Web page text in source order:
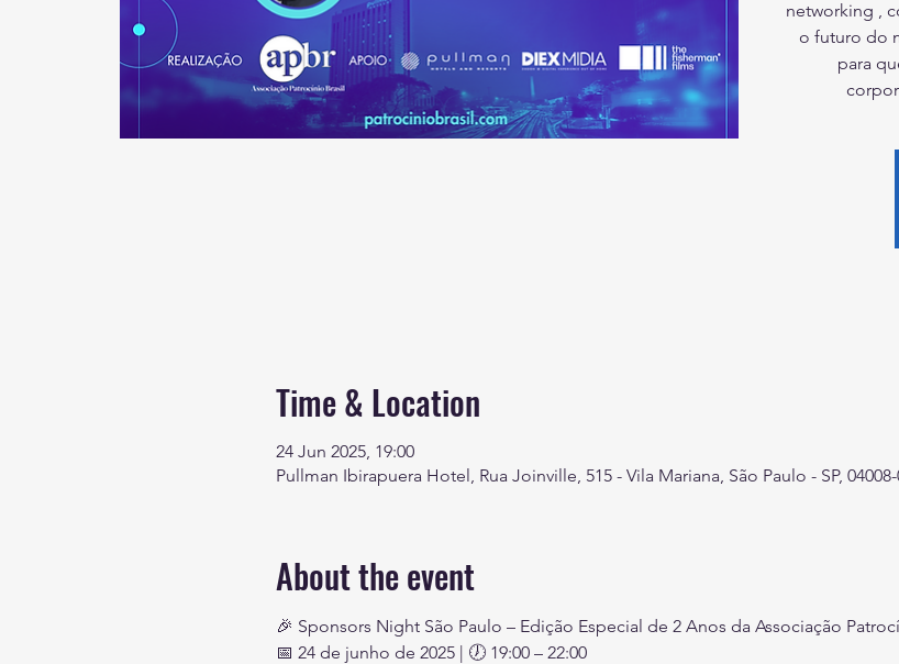
networking ,
o futuro do
para
Time & Location
24 Jun 2025, 19:00
Pullman Ibirapuera Hotel, Rua Joinville, 515 - Vila Mariana, São Paulo - SP, 04008-
About the event
🎉 Sponsors Night São Paulo – Edição Especial de 2 Anos da Associação
📅 24 de junho de 2025 | 🕖 19:00 – 22:00